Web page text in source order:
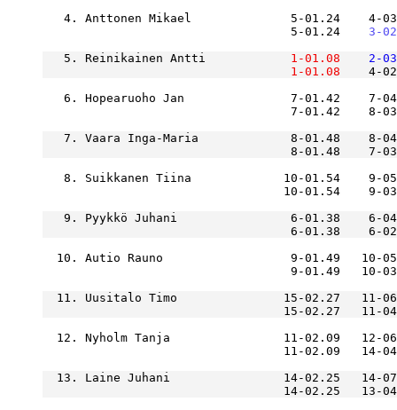
4. Anttonen Mikael              5-01.24    4-
                                   5-01.24
3-
   5. Reinikainen Antti
    1-01.08
2-
    1-01.08
4-
6. Hopearuoho Jan               7-01.42    7-
7. Vaara Inga-Maria             8-01.48    8-
8. Suikkanen Tiina             10-01.54    9-
10-01.54    9-
9. Pyykkö Juhani                6-01.38    6-
10. Autio Rauno                  9-01.49   10-
11. Uusitalo Timo               15-02.27   11-
12. Nyholm Tanja                11-02.09   12-
13. Laine Juhani                14-02.25   14-